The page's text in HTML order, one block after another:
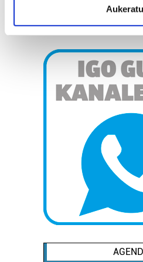
Identify your device by
specific characteristics
and set your preferences in the
Guk eta gure bazkideek zure
prozesatzen ditugu, zure IP
teknologia erabiliz, cookieak
pertsonalizatuak eskaintzeko,
neurtzeko, jendeari buruzko
produktuak garatzeko. Zure
erabiltzen dituen hauta
Bazkide batzuek ez dizute
interes komertzial legitimoetan
bazkideen zerrenda, beren
Aukeratu